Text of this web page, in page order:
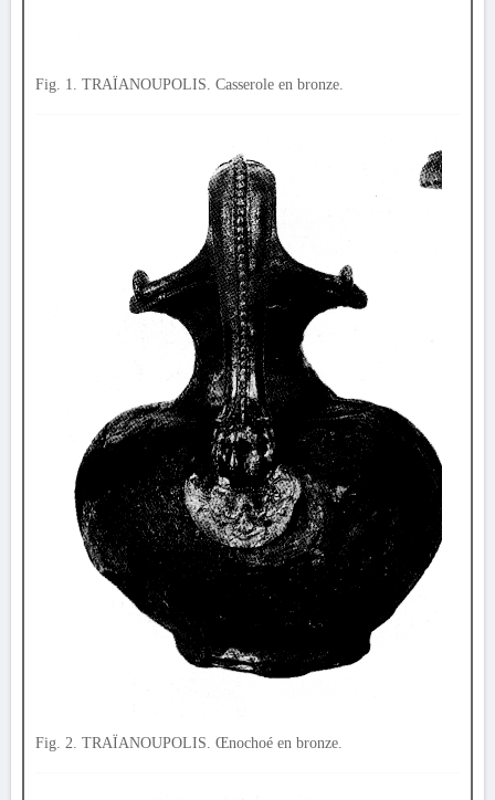
Fig. 1. TRAÏANOUPOLIS. Casserole en bronze.
Fig. 2. TRAÏANOUPOLIS. Œnochoé en bronze.